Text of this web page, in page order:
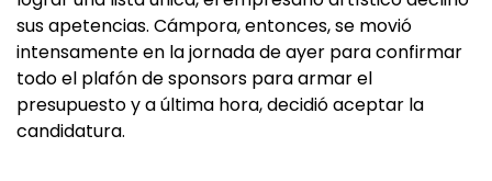
sus apetencias. Cámpora, entonces, se movió
intensamente en la jornada de ayer para confirmar
todo el plafón de sponsors para armar el
presupuesto y a última hora, decidió aceptar la
candidatura.